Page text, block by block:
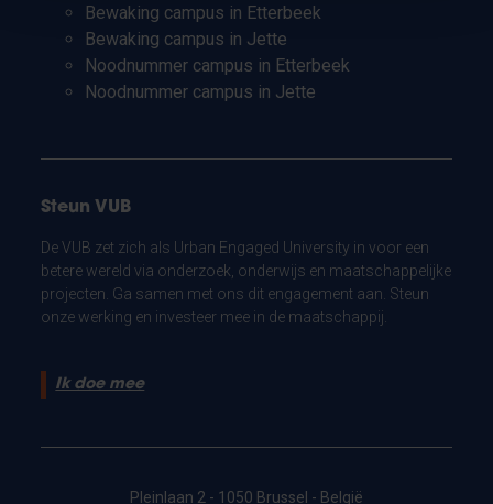
Bewaking campus in Etterbeek
Bewaking campus in Jette
Noodnummer campus in Etterbeek
Noodnummer campus in Jette
Steun VUB
De VUB zet zich als Urban Engaged University in voor een
betere wereld via onderzoek, onderwijs en maatschappelijke
projecten. Ga samen met ons dit engagement aan. Steun
onze werking en investeer mee in de maatschappij.
Ik doe mee
Pleinlaan 2 - 1050 Brussel - België